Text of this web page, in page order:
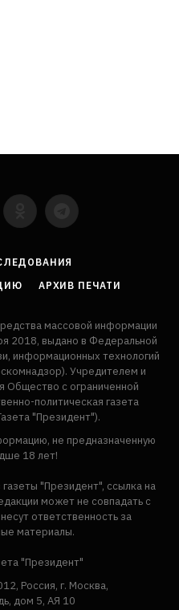
LinkedInFlickr
АРХИВ ПЕЧАТИ
массовой информации
2018, выдано в Федеральной
информационных технологий
Учредителем и
Общество с ограниченной
политическая газета
"Президент").
не предназначенную
18 лет!
"Президент", ссылка на
может не совпадать с
ответственность за
материалы.
"Президент"
Россия, г. Москва,
дом 5, АЯ 10